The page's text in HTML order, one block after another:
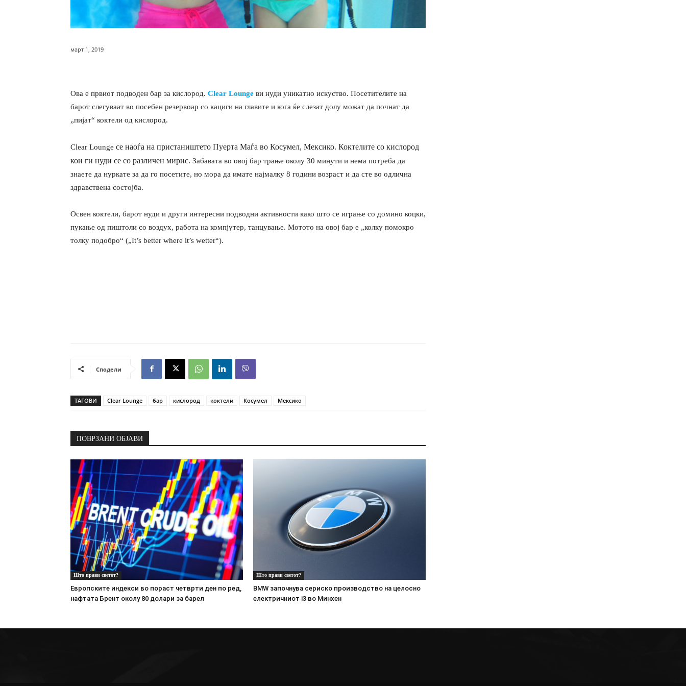
март 1, 2019
Ова е првиот подводен бар за кислород. Clear Lounge ви нуди уникатно искуство. Посетителите на
барот слегуваат во посебен резервоар со кациги на главите и кога ќе слезат долу можат да почнат да
„пијат“ коктели од кислород.
Clear Lounge се наоѓа на пристаништето Пуерта Маѓа во Косумел, Мексико. Коктелите со кислород
кои ги нуди се со различен мирис. Забавата во овој бар трање околу 30 минути и нема потреба да
знаете да нуркате за да го посетите, но мора да имате најмалку 8 години возраст и да сте во одлична
здравствена состојба.
Освен коктели, барот нуди и други интересни подводни активности како што се играње со домино коцки,
пукање од пиштоли со воздух, работа на компјутер, танцување. Мотото на овој бар е „колку помокро
толку подобро“ („It’s better where it’s wetter“).
Сподели
ТАГОВИ Clear Lounge бар кислород коктели Косумел Мексико
ПОВРЗАНИ ОБЈАВИ
Што прави светот?
Европските индекси во пораст четврти ден по ред,
нафтата Брент околу 80 долари за барел
Што прави светот?
BMW започнува сериско производство на целосно
електричниот i3 во Минхен